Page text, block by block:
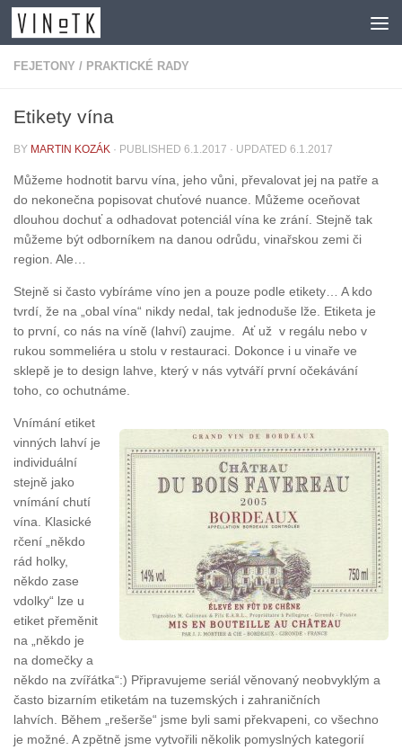
Skip to content
FEJETONY / PRAKTICKÉ RADY
Etikety vína
BY MARTIN KOZÁK · PUBLISHED 6.1.2017 · UPDATED 6.1.2017
Můžeme hodnotit barvu vína, jeho vůni, převalovat jej na patře a
do nekonečna popisovat chuťové nuance. Můžeme oceňovat
dlouhou dochuť a odhadovat potenciál vína ke zrání. Stejně tak
můžeme být odborníkem na danou odrůdu, vinařskou zemi či
region. Ale…
Stejně si často vybíráme víno jen a pouze podle etikety… A kdo
tvrdí, že na „obal vína“ nikdy nedal, tak jednoduše lže. Etiketa je
to první, co nás na víně (lahví) zaujme. Ať už v regálu nebo v
rukou sommeliéra u stolu v restauraci. Dokonce i u vinaře ve
sklepě je to design lahve, který v nás vytváří první očekávání
toho, co ochutnáme.
Vnímání etiket
vinných lahví je
individuální
stejně jako
vnímání chutí
vína. Klasické
rčení „někdo
rád holky,
někdo zase
vdolky“ lze u
etiket přeměnit
na „někdo je
na domečky a
někdo na zvířátka“:) Připravujeme seriál věnovaný neobvyklým a
často bizarním etiketám na tuzemských i zahraničních
lahvích. Během „rešerše“ jsme byli sami překvapeni, co všechno
je možné. A zpětně jsme vytvořili několik pomyslných kategorií